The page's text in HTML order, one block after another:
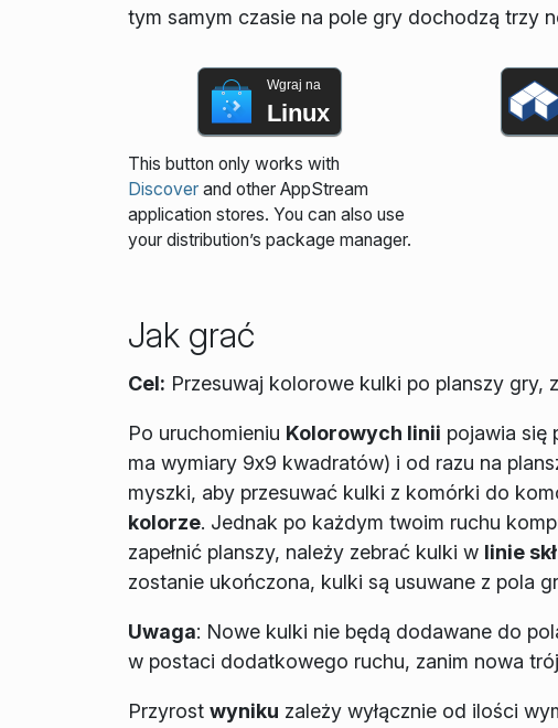
tym samym czasie na pole gry dochodzą trzy
Wgraj na
Linux
This button only works with
Discoverand other AppStream
application stores. You can also use
your distribution’s package manager.
Jak grać
Cel: Przesuwaj kolorowe kulki po planszy gry,
Po uruchomieniu Kolorowych linii pojawia się
ma wymiary 9x9 kwadratów) i od razu na
myszki, aby przesuwać kulki z komórki do
kolorze. Jednak po każdym twoim ruchu
zapełnić planszy, należy zebrać kulki w linie
zostanie ukończona, kulki są usuwane z pola
Uwaga: Nowe kulki nie będą dodawane do
w postaci dodatkowego ruchu, zanim nowa
Przyrost wyniku zależy wyłącznie od ilości